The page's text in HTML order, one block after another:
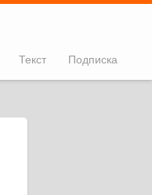
Текст Подписка